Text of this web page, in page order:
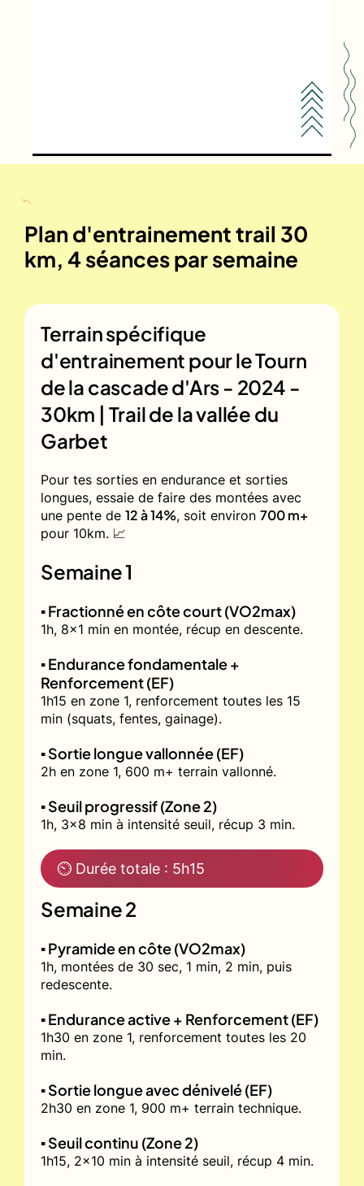
Plan d'entrainement trail 30
km, 4 séances par semaine
Terrain spécifique
d'entrainement pour leTourn
de la cascade d'Ars - 2024 -
30km | Trail de la vallée du
Garbet
Pour tes sorties en endurance et sorties
longues, essaie de faire des montées avec
une pente de 12 à 14%, soit environ 700 m+
pour 10km. 📈
Semaine 1
▪️ Fractionné en côte court (VO2max)
1h, 8x1 min en montée, récup en descente.
▪️ Endurance fondamentale +
Renforcement (EF)
1h15 en zone 1, renforcement toutes les 15
min (squats, fentes, gainage).
▪️ Sortie longue vallonnée (EF)
2h en zone 1, 600 m+ terrain vallonné.
▪️ Seuil progressif (Zone 2)
1h, 3x8 min à intensité seuil, récup 3 min.
⏲ Durée totale : 5h15
Semaine 2
▪️ Pyramide en côte (VO2max)
1h, montées de 30 sec, 1 min, 2 min, puis
redescente.
▪️ Endurance active + Renforcement (EF)
1h30 en zone 1, renforcement toutes les 20
min.
▪️ Sortie longue avec dénivelé (EF)
2h30 en zone 1, 900 m+ terrain technique.
▪️ Seuil continu (Zone 2)
1h15, 2x10 min à intensité seuil, récup 4 min.